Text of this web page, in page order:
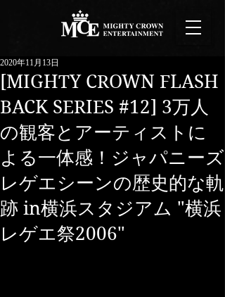
[MIGHTY CROWN FLASH
BACK SERIES #12] 3万人
の観客とアーティストに
よる一体感！ジャパニーズ
レゲエシーンの歴史的な軌
跡 in横浜スタジアム "横浜
レゲエ祭2006"
2020年11月13日